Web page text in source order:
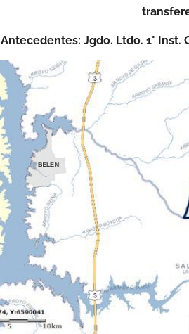
Antecedentes: Jgdo. Ltdo. 1° Inst.